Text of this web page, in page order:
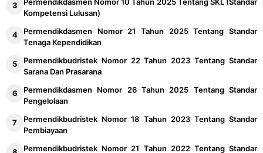
Permendikdasmen Nomor 10 Tahun 2025 Tentang SKL (Standar
Kompetensi Lulusan)
Permendikdasmen Nomor 21 Tahun 2025 Tentang Standar
Tenaga Kependidikan
Permendikbudristek Nomor 22 Tahun 2023 Tentang Standar
Sarana Dan Prasarana
Permendikdasmen Nomor 26 Tahun 2025 Tentang Standar
Pengelolaan
Permendikbudristek Nomor 18 Tahun 2023 Tentang Standar
Pembiayaan
Permendikbudristek Nomor 21 Tahun 2022 Tentang Standar